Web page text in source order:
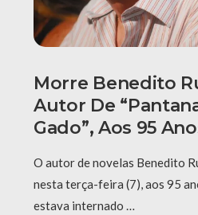
Morre Benedito
Autor De
Gado”, Aos 95
O autor de novelas Benedito
nesta terça-feira (7), aos 95
estava internado …